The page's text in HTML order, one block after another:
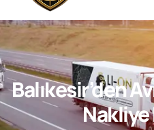
Balıkesir’den